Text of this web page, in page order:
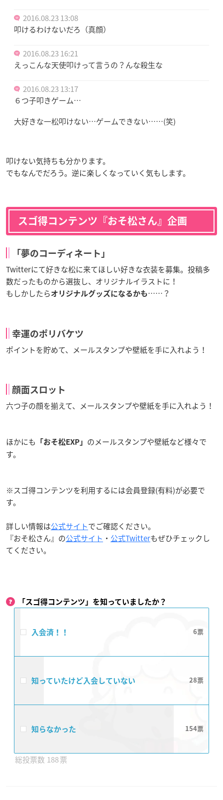
2016.08.23 13:08
叩けるわけないだろ（真顔）
2016.08.23 16:21
えっこんな天使叩けって言うの？んな殺生な
2016.08.23 13:17
６つ子叩きゲーム…
大好きな一松叩けない…ゲームできない……(笑)
叩けない気持ちも分かります。
でもなんでだろう。逆に楽しくなっていく気もします。
スゴ得コンテンツ『おそ松さん』企画
「夢のコーディネート」
Twitterにて好きな松に来てほしい好きな衣装を募集。投稿多
数だったものから選抜し、オリジナルイラストに！
もしかしたら オリジナルグッズになるかも……？
幸運のポリバケツ
ポイントを貯めて、メールスタンプや壁紙を手に入れよう！
顔面スロット
六つ子の顔を揃えて、メールスタンプや壁紙を手に入れよう！
ほかにも 「おそ松EXP」 のメールスタンプや壁紙など様々で
す。
※スゴ得コンテンツを利用するには会員登録(有料)が必要で
す。
詳しい情報は公式サイトでご確認ください。
『おそ松さん』の公式サイト ・ 公式Twitterもぜひチェックし
てください。
「スゴ得コンテンツ」を知っていましたか？
入会済！！ 6
知っていたけど入会していない 28
知らなかった 154
188